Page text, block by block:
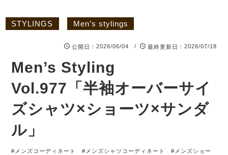
STYLINGS Men’s stylings
公開日 ：2026/06/04 / 最終更新日 ：2026/07/18
Men’s Styling
Vol.977「半袖オーバーサイ
ズシャツ×ショーツ×サンダ
ル」
#メンズコーディネート #メンズシャツコーディネート
#メンズショー